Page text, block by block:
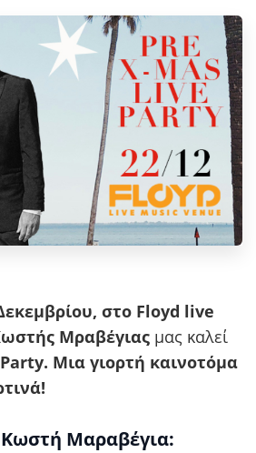
στο Floyd live
Μραβέγιας μας καλεί
Μια γιορτή καινοτόμα
Μαραβέγια: